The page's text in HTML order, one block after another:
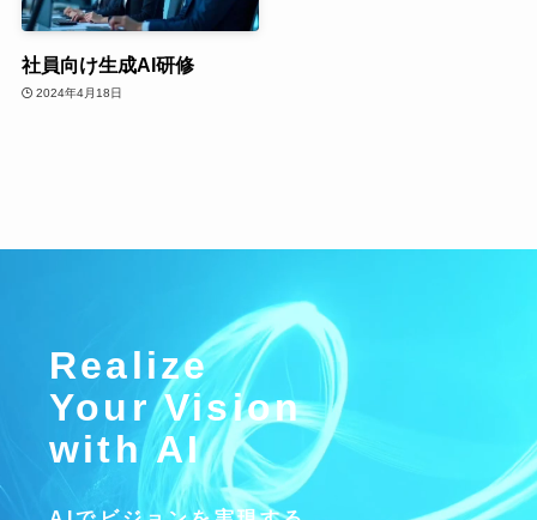
社員向け生成AI研修
2024年4月18日
Realize
Your Vision
with AI